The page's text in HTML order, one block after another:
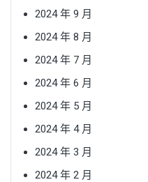
2024 年 9 月
2024 年 8 月
2024 年 7 月
2024 年 6 月
2024 年 5 月
2024 年 4 月
2024 年 3 月
2024 年 2 月